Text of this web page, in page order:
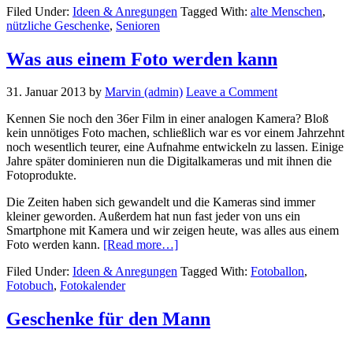
Geschenke
Filed Under: Ideen & Anregungen Tagged With: alte Menschen,
nützliche Geschenke, Senioren
Was aus einem Foto werden kann
31. Januar 2013 by Marvin (admin) Leave a Comment
Kennen Sie noch den 36er Film in einer analogen Kamera? Bloß
kein unnötiges Foto machen, schließlich war es vor einem Jahrzehnt
noch wesentlich teurer, eine Aufnahme entwickeln zu lassen. Einige
Jahre später dominieren nun die Digitalkameras und mit ihnen die
Fotoprodukte.
Die Zeiten haben sich gewandelt und die Kameras sind immer
kleiner geworden. Außerdem hat nun fast jeder von uns ein
Smartphone mit Kamera und wir zeigen heute, was alles aus einem
Foto werden kann. [Read more…]about
aus
werden
kann
Filed Under: Ideen & Anregungen Tagged With: Fotoballon,
Fotobuch, Fotokalender
Geschenke für den Mann